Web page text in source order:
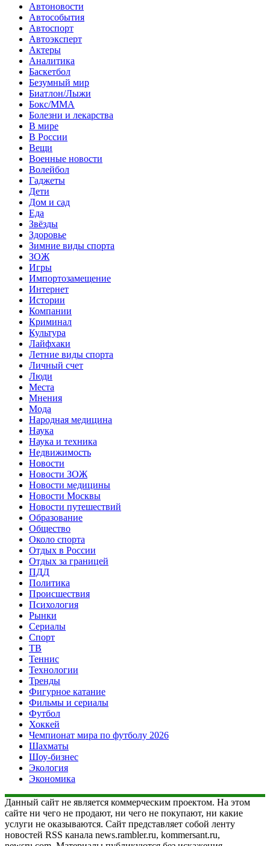
Автоновости
Автособытия
Автоспорт
Автоэксперт
Актеры
Аналитика
Баскетбол
Безумный мир
Биатлон/Лыжи
Бокс/MMA
Болезни и лекарства
В мире
В России
Вещи
Военные новости
Волейбол
Гаджеты
Дети
Дом и сад
Еда
Звёзды
Здоровье
Зимние виды спорта
ЗОЖ
Игры
Импортозамещение
Интернет
Истории
Компании
Криминал
Культура
Лайфхаки
Летние виды спорта
Личный счет
Люди
Места
Мнения
Мода
Народная медицина
Наука
Наука и техника
Недвижимость
Новости
Новости ЗОЖ
Новости медицины
Новости Москвы
Новости путешествий
Образование
Общество
Около спорта
Отдых в России
Отдых за границей
ПДД
Политика
Происшествия
Психология
Рынки
Сериалы
Спорт
ТВ
Теннис
Технологии
Тренды
Фигурное катание
Фильмы и сериалы
Футбол
Хоккей
Чемпионат мира по футболу 2026
Шахматы
Шоу-бизнес
Экология
Экономика
Данный сайт не является коммерческим проектом. На этом
сайте ни чего не продают, ни чего не покупают, ни какие
услуги не оказываются. Сайт представляет собой ленту
новостей RSS канала news.rambler.ru, kommersant.ru,